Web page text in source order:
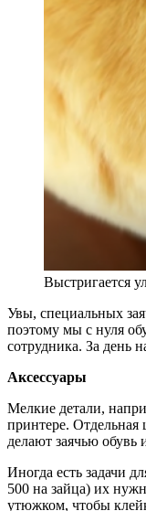
Выстригается
Увы, специальных
поэтому мы с нуля
сотрудника. За день
Аксессуары
Мелкие детали,
принтере. Отдельная
делают заячью обувь
Иногда есть задачи
500 на зайца) их
утюжком, чтобы